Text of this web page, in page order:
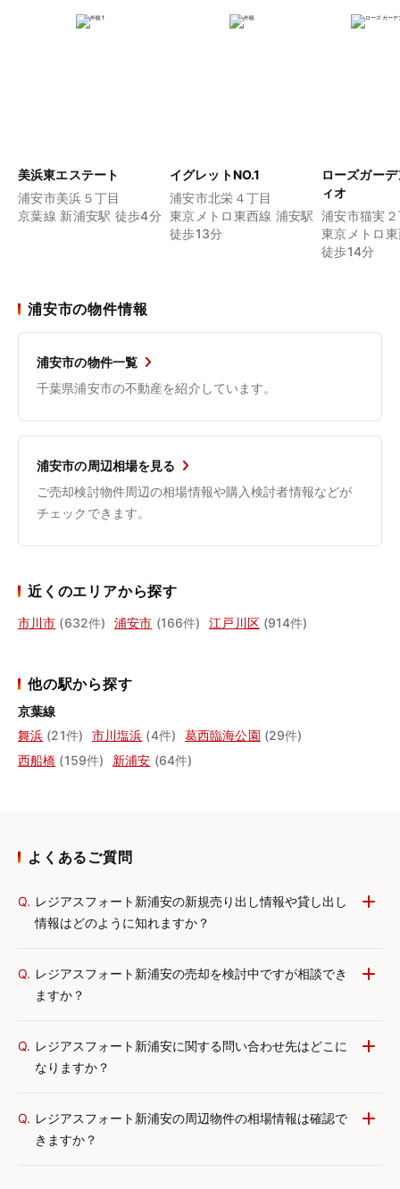
美浜東エステート
浦安市美浜５丁目
京葉線 新浦安駅 徒歩4分
イグレットNO.1
浦安市北栄４丁目
東京メトロ東西線 浦安駅
徒歩13分
ローズガー
ィオ
浦安市猫実
東京メトロ
徒歩14分
浦安市の物件情報
浦安市の物件一覧
千葉県浦安市の不動産を紹介しています。
浦安市の周辺相場を見る
ご売却検討物件周辺の相場情報や購入検討者情報などが
チェックできます。
近くのエリアから探す
市川市 (632件) 浦安市 (166件) 江戸川区 (914件)
他の駅から探す
京葉線
舞浜 (21件) 市川塩浜 (4件) 葛西臨海公園 (29件)
西船橋 (159件) 新浦安 (64件)
よくあるご質問
Q. レジアスフォート新浦安の新規売り出し情報や貸し出し
情報はどのように知れますか？
Q. レジアスフォート新浦安の売却を検討中ですが相談でき
ますか？
Q. レジアスフォート新浦安に関する問い合わせ先はどこに
なりますか？
Q. レジアスフォート新浦安の周辺物件の相場情報は確認で
きますか？